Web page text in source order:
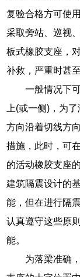
复验合格方可使
采取旁站、巡视
板式橡胶支座，
补救，严重时甚
一般情况下
上(或一侧)，为
方向沿着切线方
措施，此时，可
的活动橡胶支座
建筑隔震设计的
能，但在进行隔
认真遵守这些原
能。
为落梁准确